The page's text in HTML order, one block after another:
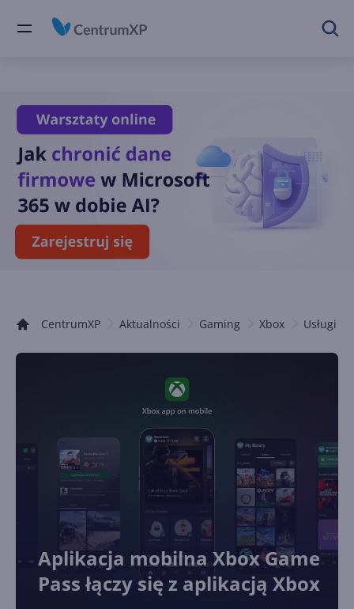
CentrumXP Aktualności Gaming Xbox Usługi
Aplikacja mobilna Xbox Game
Pass łączy się z aplikacją Xbox